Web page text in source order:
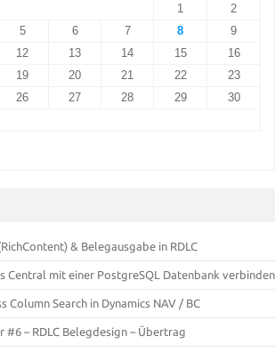
1
2
5 6 7 8
9
12 13 14 15
16
19 20 21 22
23
26 27 28 29
30
& Belegausgabe in RDLC
Central mit einer PostgreSQL Datenbank verbinden
Column Search in Dynamics NAV / BC
#6 – RDLC Belegdesign – Übertrag